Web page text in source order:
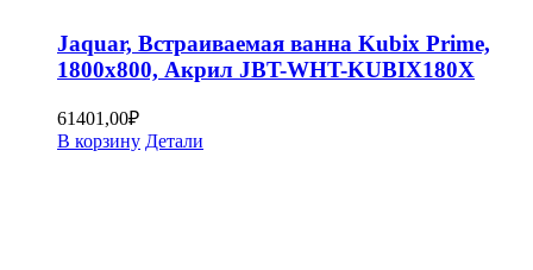
Jaquar, Встраиваемая ванна Kubix Prime,
1800х800, Акрил JBT-WHT-KUBIX180X
61401,00₽
В корзину Детали